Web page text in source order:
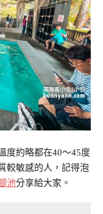
度約略都在40～45度
較敏感的人，記得泡
池分享給大家。